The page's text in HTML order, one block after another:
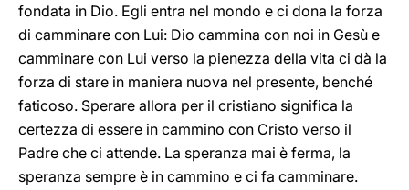
fondata in Dio. Egli entra nel mondo e ci dona la forza
di camminare con Lui: Dio cammina con noi in Gesù e
camminare con Lui verso la pienezza della vita ci dà la
forza di stare in maniera nuova nel presente, benché
faticoso. Sperare allora per il cristiano significa la
certezza di essere in cammino con Cristo verso il
Padre che ci attende. La speranza mai è ferma, la
speranza sempre è in cammino e ci fa camminare.